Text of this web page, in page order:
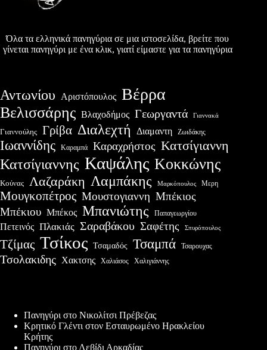
Όλα τα ελληνικά πανηγύρια σε μια ιστοσελίδα, βρείτε που
γίνεται πανηγύρι με ένα κλικ, γιατί είμαστε για τα πανηγύρια
Αντωνίου Αριστόπουλος Βέρρα
Βελισσάρης Βλαχοδήμος Γεωργαντά Γιαννακά
Γιαννούλης Γρίβα Διαλεχτή Διαμαντη Ζωιδάκης
Ιωαννίδης Καραμπά Καραχρήστος Κατσίγιαννη
Κατσίγιαννης Καψάλης Κοκκώνης
Κούνας Λαζαράκη Λαμπάκης Μαρκόπουλος Μερη
Μουγκοπέτρος Μουστογιαννη Μπέκιος
Μπέκιου Μπέκος Μπανιώτης Παπαγεωργίου
Πετεινός Πλακιάς Σαραβάκου Σαφέτης Σπυρόπουλος
Τζίμας Τσίκος Τσαμαδός Τσαμπά Τσαρουχας
Τσολακιδης Χακτσης Χαλιάσος Χαλιγιάννης
Πανηγύρι στο Νικολίτσι Πρέβεζας
Κρητικό Γλέντι στον Εσταυρωμένο Ηρακλείου
Κρήτης
Πανηγύρι στο Λεβίδι Αρκαδίας